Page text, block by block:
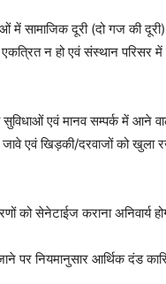
में सामाजिक दूरी (दो गज की
एकत्रित न हो एवं संस्थान
एवं मानव सम्पर्क में आने
एवं खिड़की/दरवाजों को खुला
को सेनेटाईज कराना अनिवार्य
पर नियमानुसार आर्थिक दंड